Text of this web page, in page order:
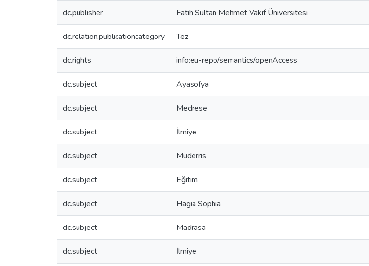
dc.publisher Fatih Sultan Mehmet Vakıf Üniversitesi
dc.relation.publicationcategory Tez
dc.rights info:eu-repo/semantics/openAccess
dc.subject Ayasofya
dc.subject Medrese
dc.subject İlmiye
dc.subject Müderris
dc.subject Eğitim
dc.subject Hagia Sophia
dc.subject Madrasa
dc.subject İlmiye